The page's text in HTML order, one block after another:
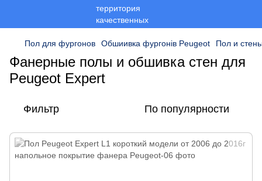
Пол для фургонов Обшиивка фургонів Peugeot Пол и
Фанерные полы и обшивка стен для
Peugeot Expert
Фильтр По популярности